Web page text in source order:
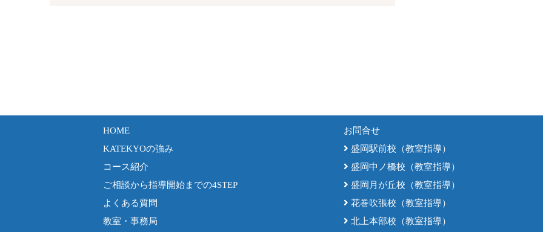
HOME
KATEKYOの強み
コース紹介
ご相談から指導開始までの4STEP
よくある質問
教室・事務局
お問合せ
盛岡駅前校（教室指導）
盛岡中ノ橋校（教室指導）
盛岡月が丘校（教室指導）
花巻吹張校（教室指導）
北上本部校（教室指導）